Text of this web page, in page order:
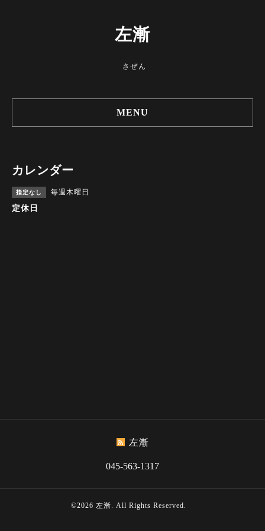
左漸
さぜん
MENU
カレンダー
指定なし 毎週木曜日
定休日
左漸
045-563-1317
©2026 左漸. All Rights Reserved.